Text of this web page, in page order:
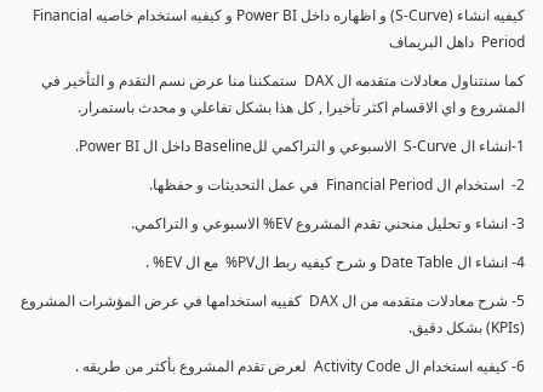
كيفيه انشاء (S-Curve) و اظهاره داخل Power BI و كيفيه استخدام خاصيه Financial
Period داهل البريماف
كما سنتناول معادلات متقدمه ال DAX ستمكننا منا عرض نسم التقدم و التأخير في
المشروع و اي الاقسام اكثر تأخيرا , كل هذا بشكل تفاعلي و محدث باستمرار.
1-انشاء ال S-Curve الاسبوعي و التراكمي للBaseline داخل ال Power BI.
2- استخدام ال Financial Period في عمل التحديثات و حفظها.
3- انشاء و تحليل منحني تقدم المشروع EV% الاسبوعي و التراكمي.
4- انشاء ال Date Table و شرح كيفيه ربط الPV% مع ال EV% .
5- شرح معادلات متقدمه من ال DAX كفييه استخدامها في عرض المؤشرات المشروع
(KPIs) بشكل دقيق.
6- كيفيه استخدام ال Activity Code لعرض تقدم المشروع بأكثر من طريقه .